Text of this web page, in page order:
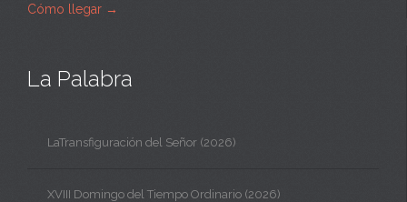
Cómo llegar →
La Palabra
LaTransfiguración del Señor (2026)
XVIII Domingo del Tiempo Ordinario (2026)